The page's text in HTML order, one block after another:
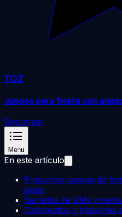
TOZ
Juegos para fiesta con
Descargar
Menu
En este artículo
Preguntas jugosas de
algos
Secretos de DMs y
Chismecitos y traiciones